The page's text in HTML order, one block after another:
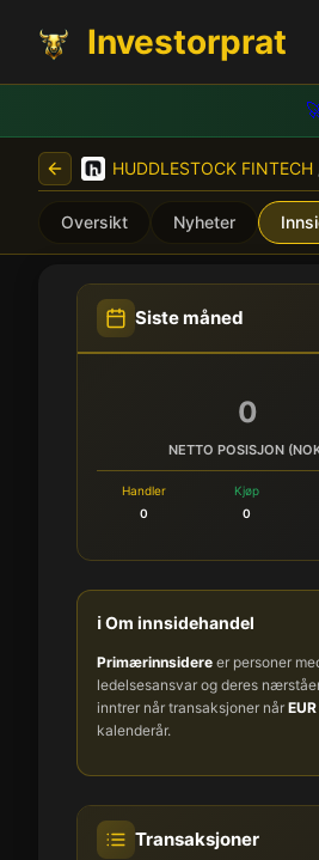
Investorprat
HUDDLESTOCK FINTECH
Oversikt Nyheter
Siste måned
0
NETTO POSISJON
Handler
0
Kjøp
0
ℹ️ Om innsidehandel
Primærinnsidere er personer
ledelsesansvar og deres
inntrer når transaksjoner når
kalenderår.
Transaksjoner